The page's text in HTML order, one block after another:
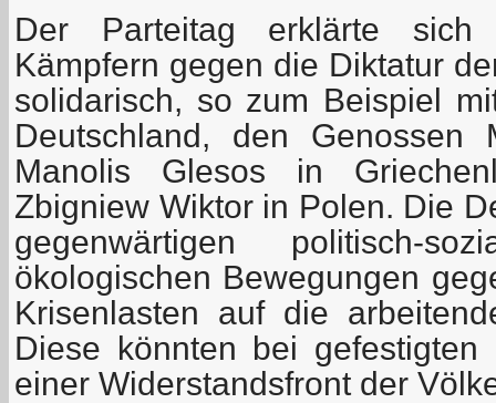
Der Parteitag erklärte
Kämpfern gegen die Diktatur
solidarisch, so zum Beispiel
Deutschland, den Genossen
Manolis Glesos in
Zbigniew Wiktor in Polen. Die
gegenwärtigen politisch-
ökologischen Bewegungen
Krisenlasten auf die
Diese könnten bei
einer Widerstandsfront der